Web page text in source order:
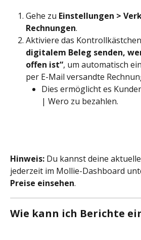
Gehe zu Einstellungen >
Rechnungen.
Aktiviere das Kontrollkästchen
digitalem Beleg senden,
offen ist“, um automatisch
per E-Mail versandte
Dies ermöglicht es
| Wero zu bezahlen.
Hinweis: Du kannst deine
jederzeit im Mollie-Dashboard
Preise einsehen.
Wie kann ich Berichte